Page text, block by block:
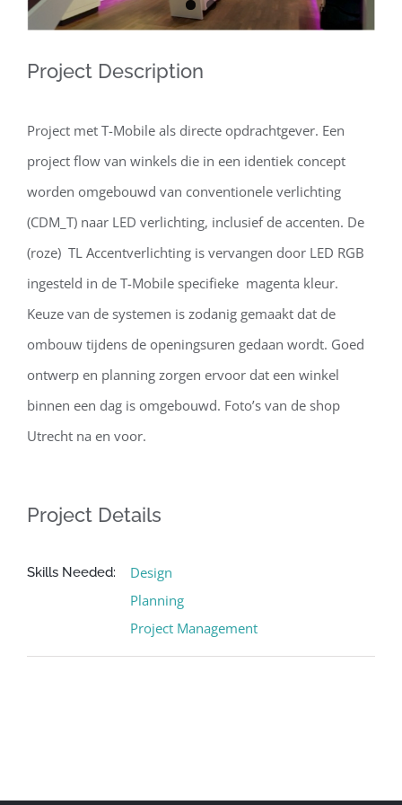
Project Description
Project met T-Mobile als directe opdrachtgever. Een
project flow van winkels die in een identiek concept
worden omgebouwd van conventionele verlichting
(CDM_T) naar LED verlichting, inclusief de accenten. De
(roze) TL Accentverlichting is vervangen door LED RGB
ingesteld in de T-Mobile specifieke magenta kleur.
Keuze van de systemen is zodanig gemaakt dat de
ombouw tijdens de openingsuren gedaan wordt. Goed
ontwerp en planning zorgen ervoor dat een winkel
binnen een dag is omgebouwd. Foto’s van de shop
Utrecht na en voor.
Project Details
Skills Needed:
Design
Planning
Project Management